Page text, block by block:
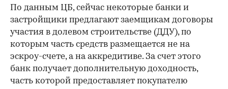
По данным ЦБ, сейчас некоторые банки и
застройщики предлагают заемщикам договоры
участия в долевом строительстве (ДДУ), по
которым часть средств размещается не на
эскроу-счете, а на аккредитиве. За счет этого
банк получает дополнительную доходность,
часть которой предоставляет покупателю